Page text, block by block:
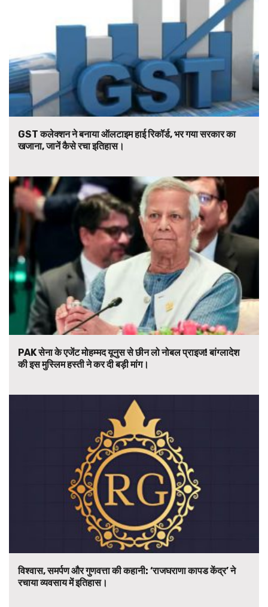
GST कलेक्शन ने बनाया ऑलटाइम हाई रिकॉर्ड, भर गया सरकार का
खजाना, जानें कैसे रचा इतिहास।
PAK सेना के एजेंट मोहम्मद यूनुस से छीन लो नोबल प्राइज! बांग्लादेश
की इस मुस्लिम हस्ती ने कर दी बड़ी मांग।
विश्वास, समर्पण और गुणवत्ता की कहानी: ‘राजघराणा कापड केंद्र’ ने
रचाया व्यवसाय में इतिहास।